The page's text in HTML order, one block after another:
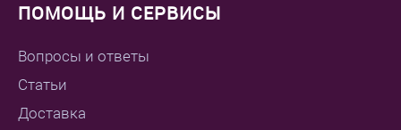
ПОМОЩЬ И СЕРВИСЫ
Вопросы и ответы
Статьи
Доставка